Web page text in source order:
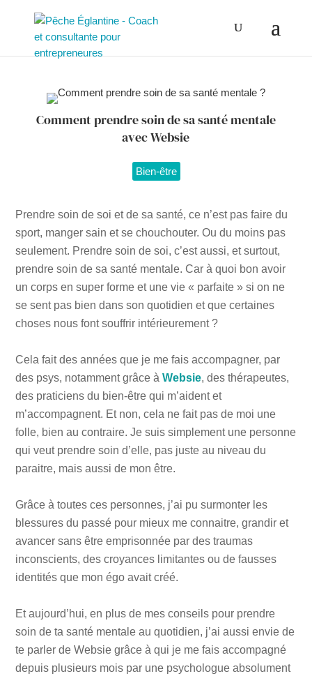
Comment prendre soin de sa santé mentale
avec Websie
Bien-être
Prendre soin de soi et de sa santé, ce n’est pas faire du
sport, manger sain et se chouchouter. Ou du moins pas
seulement. Prendre soin de soi, c’est aussi, et surtout,
prendre soin de sa santé mentale. Car à quoi bon avoir
un corps en super forme et une vie « parfaite » si on ne
se sent pas bien dans son quotidien et que certaines
choses nous font souffrir intérieurement ?
Cela fait des années que je me fais accompagner, par
des psys, notamment grâce àWebsie, des thérapeutes,
des praticiens du bien-être qui m’aident et
m’accompagnent. Et non, cela ne fait pas de moi une
folle, bien au contraire. Je suis simplement une personne
qui veut prendre soin d’elle, pas juste au niveau du
paraitre, mais aussi de mon être.
Grâce à toutes ces personnes, j’ai pu surmonter les
blessures du passé pour mieux me connaitre, grandir et
avancer sans être emprisonnée par des traumas
inconscients, des croyances limitantes ou de fausses
identités que mon égo avait créé.
Et aujourd’hui, en plus de mes conseils pour prendre
soin de ta santé mentale au quotidien, j’ai aussi envie de
te parler de Websie grâce à qui je me fais accompagné
depuis plusieurs mois par une psychologue absolument